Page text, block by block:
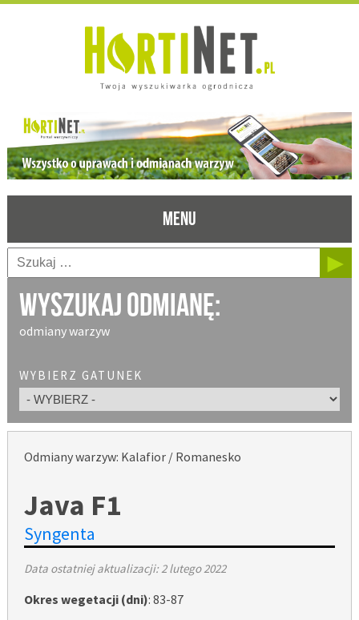
MENU
Wyszukaj odmianę:
odmiany warzyw
WYBIERZ GATUNEK
Odmiany warzyw: Kalafior / Romanesko
Java F1
Syngenta
Data ostatniej aktualizacji:2 lutego 2022
Okres wegetacji (dni): 83-87